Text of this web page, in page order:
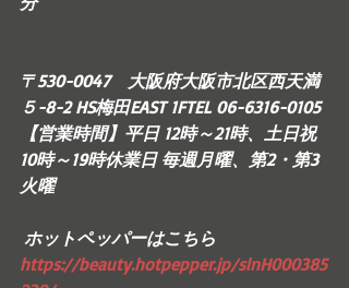
〒530-0047　大阪府大阪市北区西天満
５-8-2 HS梅田EAST 1FTEL 06-6316-0105
【営業時間】平日 12時～21時、土日祝
10時～19時休業日 毎週月曜、第2・第3
火曜
ホットペッパーはこちら
https://beauty.hotpepper.jp/slnH000385